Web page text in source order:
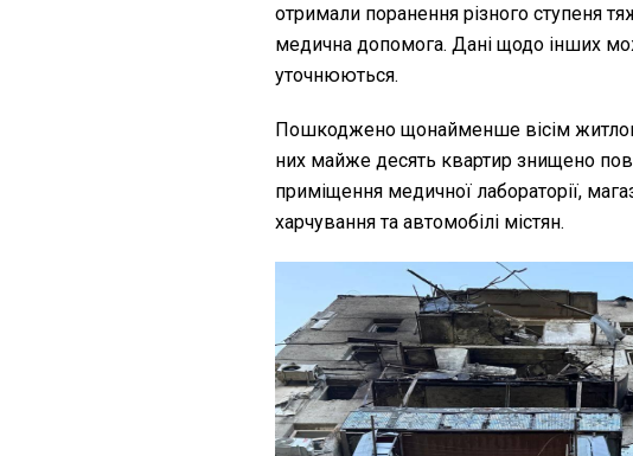
отримали поранення різного ступеня
медична допомога. Дані щодо інших
уточнюються.
Пошкоджено щонайменше вісім
них майже десять квартир знищено
приміщення медичної лабораторії,
харчування та автомобілі містян.